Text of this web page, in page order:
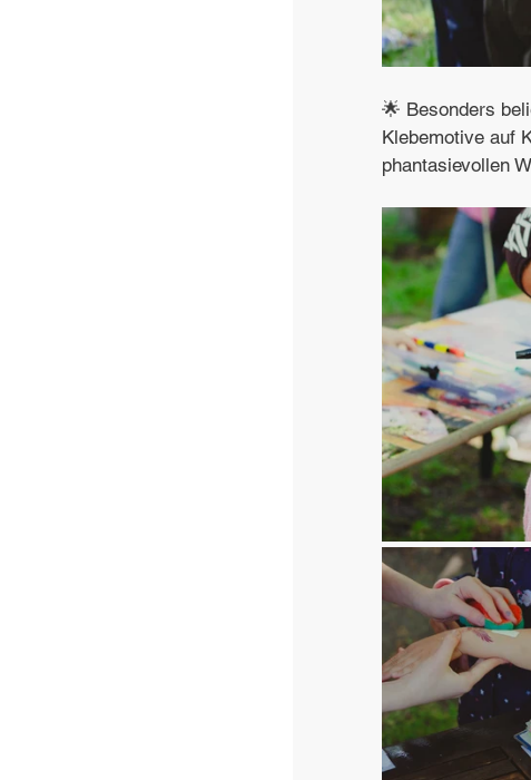
🌟 Besonders
Klebemotive auf
phantasievollen